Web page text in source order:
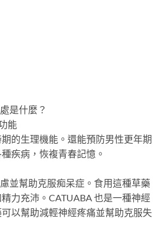
是什麼？
能
的生理機能。還能預防男性更年期
疾病，恢複青春記憶。
並幫助克服痴呆症。食用這種草藥
力充沛。CATUABA 也是一種神經
以幫助減輕神經疼痛並幫助克服失